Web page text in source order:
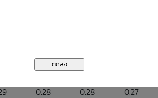
0.27 0.27
0.28 0.28 0.27